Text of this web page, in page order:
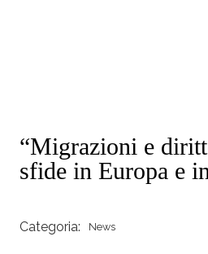
“Migrazioni e
sfide in Europa e
Categoria: News